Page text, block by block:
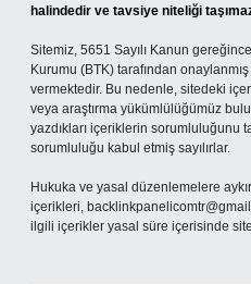
halindedir ve tavsiye niteliği
Sitemiz, 5651 Sayılı Kanun
Kurumu (BTK) tarafından
vermektedir. Bu nedenle, sitedeki
veya araştırma yükümlülüğümüz
yazdıkları içeriklerin sorumluluğunu
sorumluluğu kabul etmiş sayılırlar.
Hukuka ve yasal düzenlemelere
içerikleri,
ilgili içerikler yasal süre içerisinde